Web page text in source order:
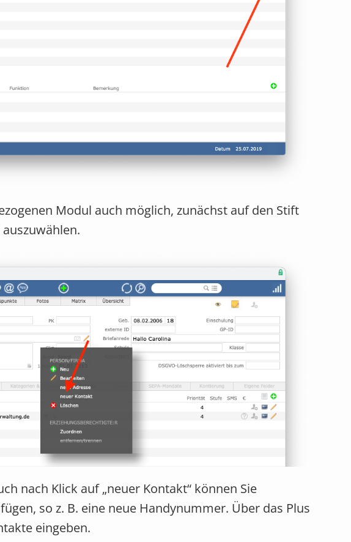
Modul auch möglich, zunächst auf den Stift
nach Klick auf „neuer Kontakt“ können Sie
so z. B. eine neue Handynummer. Über das Plus
eingeben.